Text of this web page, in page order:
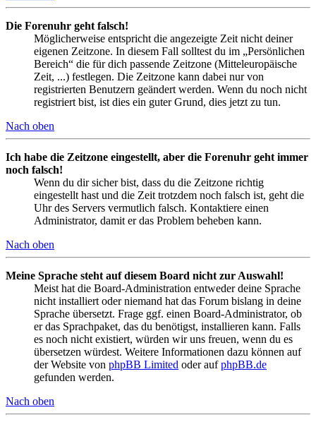
Die Forenuhr geht falsch!
Möglicherweise entspricht die angezeigte Zeit nicht deiner
eigenen Zeitzone. In diesem Fall solltest du im „Persönlichen
Bereich“ die für dich passende Zeitzone (Mitteleuropäische
Zeit, ...) festlegen. Die Zeitzone kann dabei nur von
registrierten Benutzern geändert werden. Wenn du noch nicht
registriert bist, ist dies ein guter Grund, dies jetzt zu tun.
Nach oben
Ich habe die Zeitzone eingestellt, aber die Forenuhr geht immer
noch falsch!
Wenn du dir sicher bist, dass du die Zeitzone richtig
eingestellt hast und die Zeit trotzdem noch falsch ist, geht die
Uhr des Servers vermutlich falsch. Kontaktiere einen
Administrator, damit er das Problem beheben kann.
Nach oben
Meine Sprache steht auf diesem Board nicht zur Auswahl!
Meist hat die Board-Administration entweder deine Sprache
nicht installiert oder niemand hat das Forum bislang in deine
Sprache übersetzt. Frage ggf. einen Board-Administrator, ob
er das Sprachpaket, das du benötigst, installieren kann. Falls
es noch nicht existiert, würden wir uns freuen, wenn du es
übersetzen würdest. Weitere Informationen dazu können auf
der Website von phpBB Limited oder aufphpBB.de
gefunden werden.
Nach oben